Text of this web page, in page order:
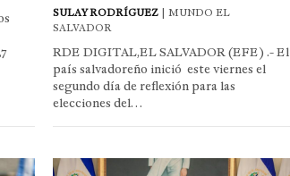
SULAY RODRÍGUEZ | MUNDO EL
SALVADOR
RDE DIGITAL,EL SALVADOR (EFE) .- El
país salvadoreño inició este viernes el
segundo día de reflexión para las
elecciones del…